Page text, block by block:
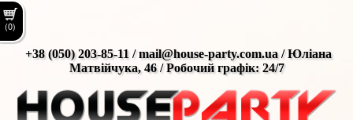
(0)
+38 (050) 203-85-11 / mail@house-party.com.ua / Юліана
Матвійчука, 46 / Робочий графік: 24/7